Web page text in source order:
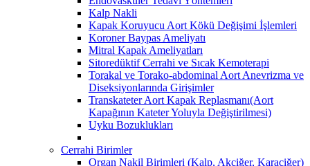
Kalp Nakli
Kapak Koruyucu Aort Kökü Değişimi İşlemleri
Koroner Baypas Ameliyatı
Mitral Kapak Ameliyatları
Sitoredüktif Cerrahi ve Sıcak Kemoterapi
Torakal ve Torako-abdominal Aort Anevrizma ve
Diseksiyonlarında Girişimler
Transkateter Aort Kapak Replasmanı(Aort
Kapağının Kateter Yoluyla Değiştirilmesi)
Uyku Bozuklukları
Cerrahi Birimler
Organ Nakil Birimleri (Kalp, Akciğer, Karaciğer)